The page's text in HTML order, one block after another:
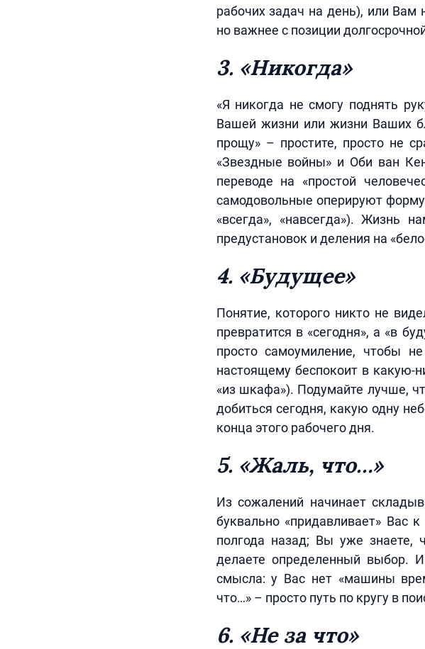
рабочих задач на день), или Вам
но важнее с позиции
3. «Никогда»
«Я никогда не смогу поднять
Вашей жизни или жизни Ваших
прощу» – простите, просто не
«Звездные войны» и Оби ван
переводе на «простой
самодовольные оперируют
«всегда», «навсегда»). Жизнь
предустановок и деления на
4. «Будущее»
Понятие, которого никто не
превратится в «сегодня», а «в
просто самоумиление, чтобы
настоящему беспокоит в какую-
«из шкафа»). Подумайте лучше,
добиться сегодня, какую одну
конца этого рабочего дня.
5. «Жаль, что…»
Из сожалений начинает
буквально «придавливает»
полгода назад; Вы уже
делаете определенный выбор.
смысла: у Вас нет «машины
что…» – просто путь по кругу в
6. «Не за что»